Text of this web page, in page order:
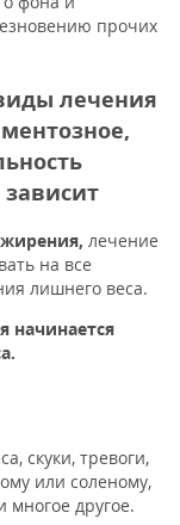
прочих
лечения
лечение
на все
лишнего веса.
начинается
скуки, тревоги,
или соленому,
другое.